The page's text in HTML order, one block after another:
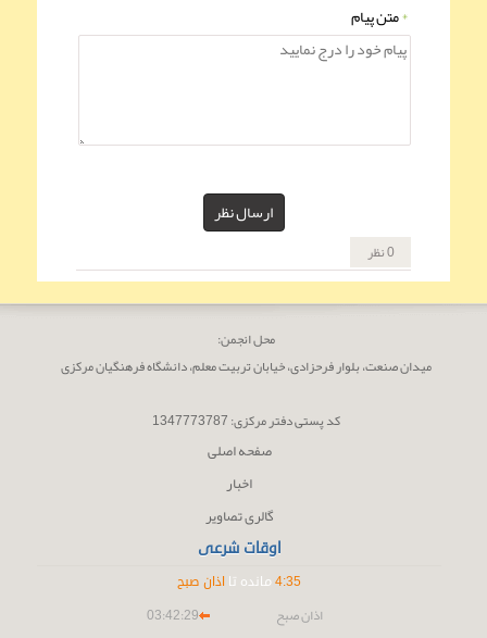
*متن پیام
ارسال نظر
0 نظر
محل انجمن:
میدان صنعت، بلوار فرحزادى، خیابان تربیت معلم، دانشگاه فرھنگیان مرکزى
کد پستى دفتر مرکزی: 1347773787
صفحه اصلی
اخبار
گالری تصاویر
اوقات شرعی
4:35 مانده تا اذان صبح
اذان صبح
03:42:29